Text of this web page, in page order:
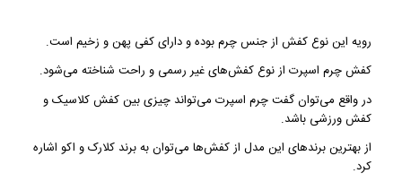
رویه این نوع کفش از جنس چرم بوده و دارای کفی پهن و زخیم است.
کفش چرم اسپرت از نوع کفش‌های غیر رسمی و راحت شناخته می‌شود.
در واقع می‌توان گفت چرم اسپرت می‌تواند چیزی بین کفش کلاسیک و
کفش ورزشی باشد.
از بهترین برندهای این مدل از کفش‌ها می‌توان به برند کلارک و اکو اشاره
کرد.